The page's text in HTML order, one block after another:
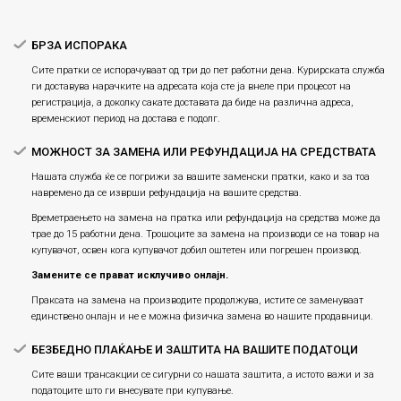
БРЗА ИСПОРАКА
Сите пратки се испорачуваат од три до пет работни дена. Курирската служба
ги доставува нарачките на адресата која сте ја внеле при процесот на
регистрација, а доколку сакате доставата да биде на различна адреса,
временскиот период на достава е подолг.
МОЖНОСТ ЗА ЗАМЕНА ИЛИ РЕФУНДАЦИЈА НА СРЕДСТВАТА
Нашата служба ќе се погрижи за вашите заменски пратки, како и за тоа
навремено да се изврши рефундација на вашите средства.
Времетраењето на замена на пратка или рефундацијa на средства може да
трае до 15 работни дена. Трошоците за замена на производи се на товар на
купувачот, освен кога купувачот добил оштетен или погрешен производ.
Замените се прават исклучиво онлајн.
Праксата на замена на производите продолжува, истите се заменуваат
единствено онлајн и не е можна физичка замена во нашите продавници.
БЕЗБЕДНО ПЛАЌАЊЕ И ЗАШТИТА НА ВАШИТЕ ПОДАТОЦИ
Сите ваши трансакции се сигурни со нашата заштита, а истото важи и за
податоците што ги внесувате при купување.